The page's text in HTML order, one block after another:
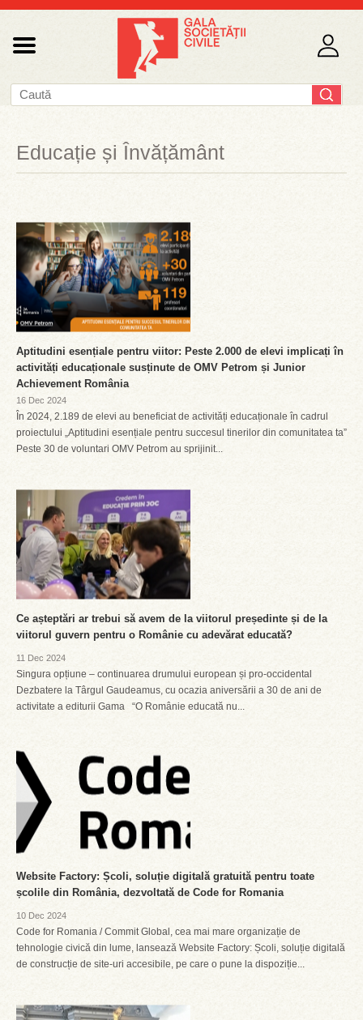
Educație și Învățământ
Aptitudini esențiale pentru viitor: Peste 2.000 de elevi implicați în
activități educaționale susținute de OMV Petrom și Junior
Achievement România
16 Dec 2024
În 2024, 2.189 de elevi au beneficiat de activități educaționale în cadrul
proiectului „Aptitudini esențiale pentru succesul tinerilor din comunitatea ta”
Peste 30 de voluntari OMV Petrom au sprijinit...
Ce așteptări ar trebui să avem de la viitorul președinte și de la
viitorul guvern pentru o Românie cu adevărat educată?
11 Dec 2024
Singura opțiune – continuarea drumului european și pro-occidental
Dezbatere la Târgul Gaudeamus, cu ocazia aniversării a 30 de ani de
activitate a editurii Gama “O Românie educată nu...
Website Factory: Școli, soluție digitală gratuită pentru toate
școlile din România, dezvoltată de Code for Romania
10 Dec 2024
Code for Romania / Commit Global, cea mai mare organizație de
tehnologie civică din lume, lansează Website Factory: Școli, soluție digitală
de construcție de site-uri accesibile, pe care o pune la dispoziție...